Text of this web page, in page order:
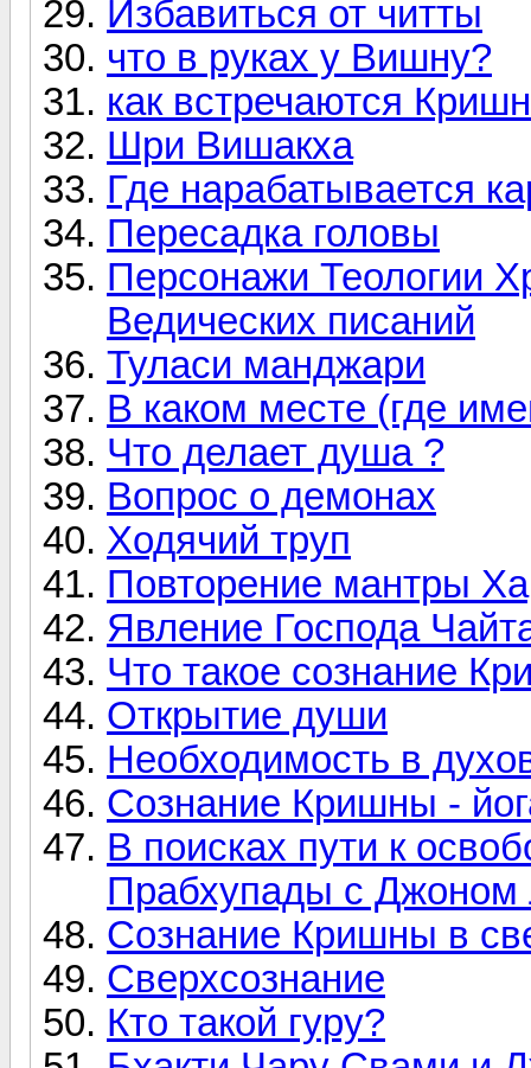
Избавиться от читты
что в руках у Вишну?
как встречаются
Шри Вишакха
Где нарабатывается
Пересадка головы
Персонажи Теологии
Ведических писаний
Туласи манджари
В каком месте (где
Что делает душа ?
Вопрос о демонах
Ходячий труп
Повторение мантры
Явление Господа
Что такое сознание
Открытие души
Необходимость в
Сознание Кришны -
В поисках пути к
Прабхупады с Джоном
Сознание Кришны в
Сверхсознание
Кто такой гуру?